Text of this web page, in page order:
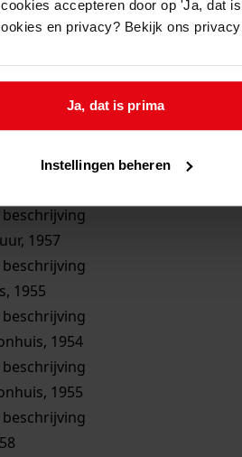
accepteren door op 'Ja, dat
en privacy? Bekijk ons
Ja, dat is prima
Instellingen beheren
beschrijving
1950
beschrijving
beschrijving
beschrijving
1957
1955
1954
1955